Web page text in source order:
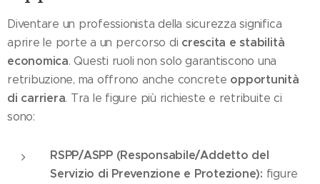
Diventare un professionista della sicurezza significa
aprire le porte a un percorso di crescita e stabilità
economica. Questi ruoli non solo garantiscono una
retribuzione, ma offrono anche concrete opportunità
di carriera. Tra le figure più richieste e retribuite ci
sono:
RSPP/ASPP (Responsabile/Addetto del
Servizio di Prevenzione e Protezione): figure